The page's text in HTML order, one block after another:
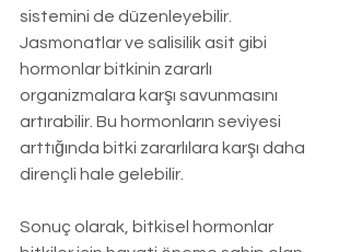
sistemini de düzenleyebilir.
Jasmonatlar ve salisilik asit gibi
hormonlar bitkinin zararlı
organizmalara karşı savunmasını
artırabilir. Bu hormonların seviyesi
arttığında bitki zararlılara karşı daha
dirençli hale gelebilir.
Sonuç olarak, bitkisel hormonlar